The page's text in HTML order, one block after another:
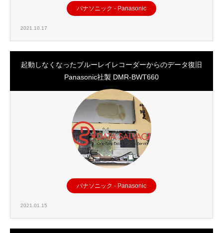
パナソニック - Panasonic
2021.10.17
起動しなくなったブルーレイレコーダーからのデータ復旧
Panasonic社製 DMR-BWT660
パナソニック - Panasonic
2021.01.15